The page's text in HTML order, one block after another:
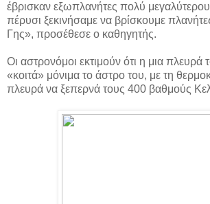
έβρισκαν εξωπλανήτες πολύ
πέρυσι ξεκινήσαμε να βρίσκουμε
Γης», προσέθεσε ο καθηγητής.
Οι αστρονόμοι εκτιμούν ότι η μια πλευρά
«κοιτά» μόνιμα το άστρο του, με τη
πλευρά να ξεπερνά τους 400 βαθμούς